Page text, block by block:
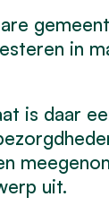
in
is daar
uit.